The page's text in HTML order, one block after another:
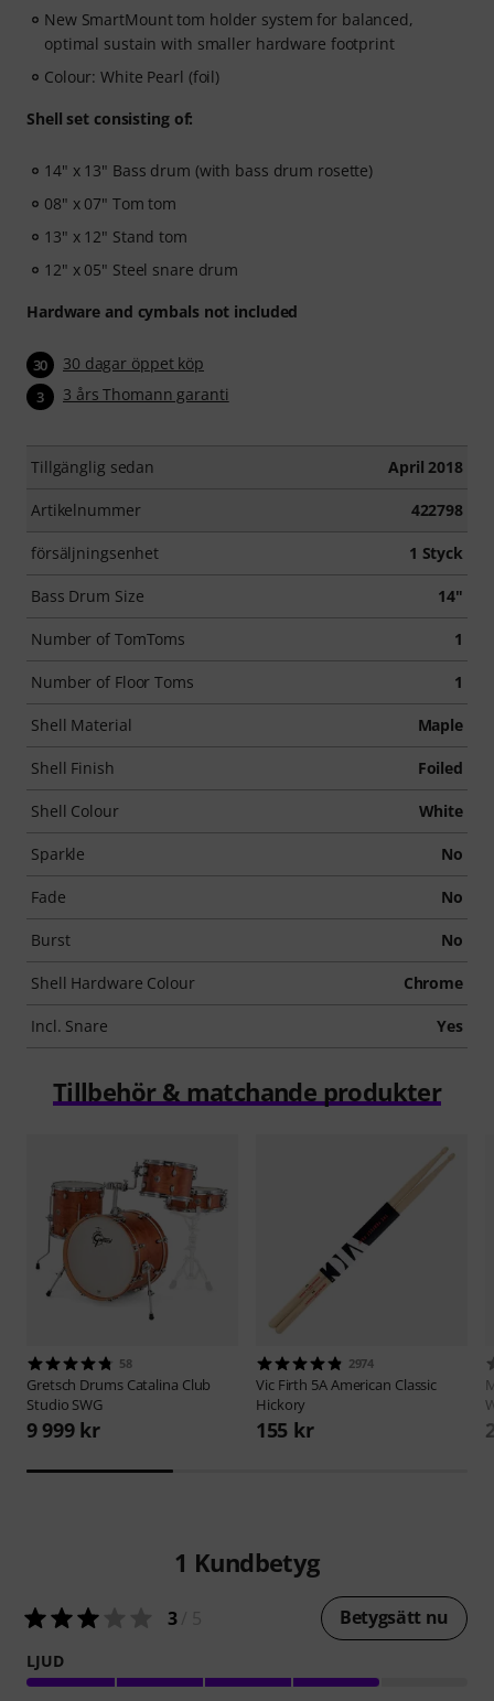
New SmartMount tom holder system for balanced,
optimal sustain with smaller hardware footprint
Colour: White Pearl (foil)
Shell set consisting of:
14" x 13" Bass drum (with bass drum rosette)
08" x 07" Tom tom
13" x 12" Stand tom
12" x 05" Steel snare drum
Hardware and cymbals not included
30 30 dagar öppet köp
3 3 års Thomann garanti
Tillgänglig sedan April 2018
Artikelnummer 422798
försäljningsenhet 1 Styck
Bass Drum Size 14"
Number of TomToms 1
Number of Floor Toms 1
Shell Material Maple
Shell Finish Foiled
Shell Colour White
Sparkle No
Fade No
Burst No
Shell Hardware Colour Chrome
Incl. Snare Yes
Tillbehör & matchande produkter
58
Gretsch Drums Catalina Club
Studio SWG
9 999 kr
2974
Vic Firth 5A American Classic
Hickory
155 kr
1 Kundbetyg
3/ 5 Betygsätt nu
LJUD